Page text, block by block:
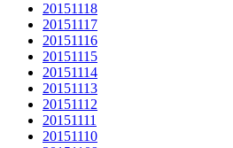
20151118
20151117
20151116
20151115
20151114
20151113
20151112
20151111
20151110